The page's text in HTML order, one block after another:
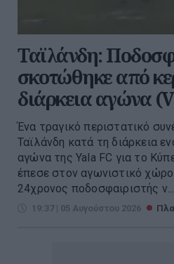
Ταϊλάνδη:
σκοτώθηκε από
διάρκεια αγώνα
Ένα τραγικό περιστατικό
Ταϊλάνδη κατά τη διάρκεια
αγώνα της Yala FC για το
έπεσε στον αγωνιστικό
24χρονος ποδοσφαιριστής ν...
19:37 | 05 Αυγούστου 2026